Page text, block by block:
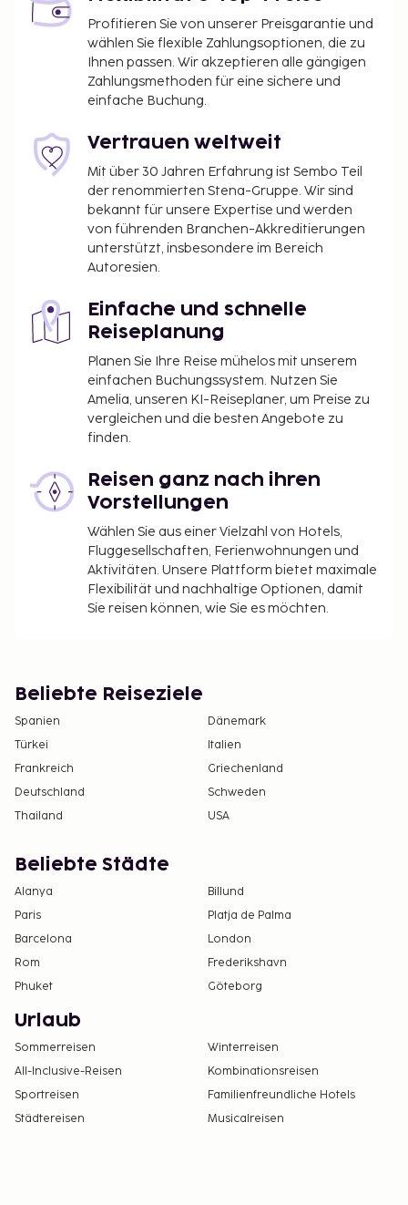
Profitieren Sie von unserer Preisgarantie und
wählen Sie flexible Zahlungsoptionen, die zu
Ihnen passen. Wir akzeptieren alle gängigen
Zahlungsmethoden für eine sichere und
einfache Buchung.
Vertrauen weltweit
Mit über 30 Jahren Erfahrung ist Sembo Teil
der renommierten Stena-Gruppe. Wir sind
bekannt für unsere Expertise und werden
von führenden Branchen-Akkreditierungen
unterstützt, insbesondere im Bereich
Autoresien.
Einfache und schnelle
Reiseplanung
Planen Sie Ihre Reise mühelos mit unserem
einfachen Buchungssystem. Nutzen Sie
Amelia, unseren KI-Reiseplaner, um Preise zu
vergleichen und die besten Angebote zu
finden.
Reisen ganz nach ihren
Vorstellungen
Wählen Sie aus einer Vielzahl von Hotels,
Fluggesellschaften, Ferienwohnungen und
Aktivitäten. Unsere Plattform bietet maximale
Flexibilität und nachhaltige Optionen, damit
Sie reisen können, wie Sie es möchten.
Beliebte Reiseziele
Spanien
Dänemark
Türkei
Italien
Frankreich
Griechenland
Deutschland
Schweden
Thailand
USA
Beliebte Städte
Alanya
Billund
Paris
Platja de Palma
Barcelona
London
Rom
Frederikshavn
Phuket
Göteborg
Urlaub
Sommerreisen
Winterreisen
All-Inclusive-Reisen
Kombinationsreisen
Sportreisen
Familienfreundliche Hotels
Städtereisen
Musicalreisen